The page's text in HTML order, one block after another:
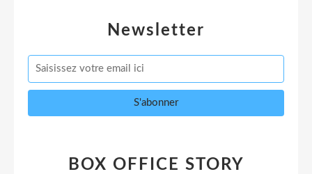
Newsletter
BOX OFFICE STORY